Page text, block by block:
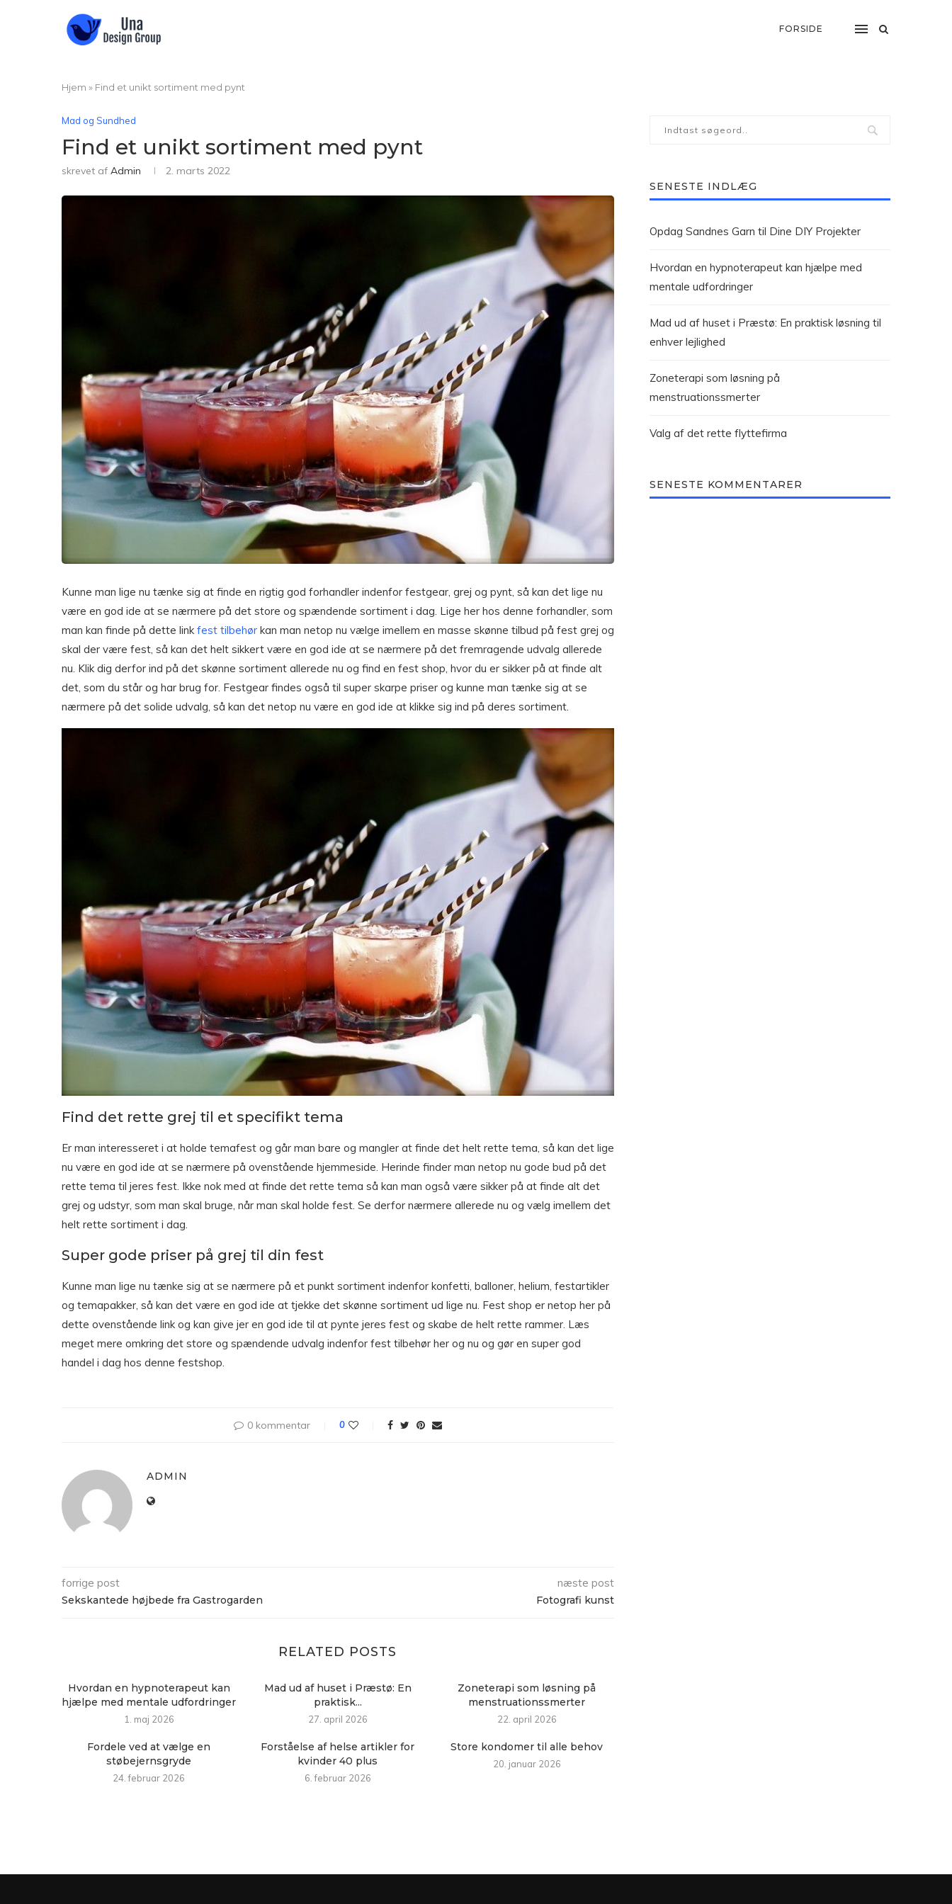
FORSIDE
Hjem » Find et unikt sortiment med pynt
Mad og Sundhed
Find et unikt sortiment med pynt
skrevet af Admin 2. marts 2022
Kunne man lige nu tænke sig at finde en rigtig god forhandler indenfor festgear, grej og pynt, så kan det lige nu
være en god ide at se nærmere på det store og spændende sortiment i dag. Lige her hos denne forhandler, som
man kan finde på dette link fest tilbehør kan man netop nu vælge imellem en masse skønne tilbud på fest grej og
skal der være fest, så kan det helt sikkert være en god ide at se nærmere på det fremragende udvalg allerede
nu. Klik dig derfor ind på det skønne sortiment allerede nu og find en fest shop, hvor du er sikker på at finde alt
det, som du står og har brug for. Festgear findes også til super skarpe priser og kunne man tænke sig at se
nærmere på det solide udvalg, så kan det netop nu være en god ide at klikke sig ind på deres sortiment.
Find det rette grej til et specifikt tema
Er man interesseret i at holde temafest og går man bare og mangler at finde det helt rette tema, så kan det lige
nu være en god ide at se nærmere på ovenstående hjemmeside. Herinde finder man netop nu gode bud på det
rette tema til jeres fest. Ikke nok med at finde det rette tema så kan man også være sikker på at finde alt det
grej og udstyr, som man skal bruge, når man skal holde fest. Se derfor nærmere allerede nu og vælg imellem det
helt rette sortiment i dag.
Super gode priser på grej til din fest
Kunne man lige nu tænke sig at se nærmere på et punkt sortiment indenfor konfetti, balloner, helium, festartikler
og temapakker, så kan det være en god ide at tjekke det skønne sortiment ud lige nu. Fest shop er netop her på
dette ovenstående link og kan give jer en god ide til at pynte jeres fest og skabe de helt rette rammer. Læs
meget mere omkring det store og spændende udvalg indenfor fest tilbehør her og nu og gør en super god
handel i dag hos denne festshop.
0 kommentar 0
ADMIN
forrige post
Sekskantede højbede fra Gastrogarden
næste post
Fotografi kunst
RELATED POSTS
Hvordan en hypnoterapeut kan
hjælpe med mentale udfordringer
1. maj 2026
Mad ud af huset i Præstø: En
praktisk...
27. april 2026
Zoneterapi som løsning på
menstruationssmerter
22. april 2026
Fordele ved at vælge en
støbejernsgryde
24. februar 2026
Forståelse af helse artikler for
kvinder 40 plus
6. februar 2026
Store kondomer til alle behov
20. januar 2026
SENESTE INDLÆG
Opdag Sandnes Garn til Dine DIY Projekter
Hvordan en hypnoterapeut kan hjælpe med
mentale udfordringer
Mad ud af huset i Præstø: En praktisk løsning til
enhver lejlighed
Zoneterapi som løsning på
menstruationssmerter
Valg af det rette flyttefirma
SENESTE KOMMENTARER